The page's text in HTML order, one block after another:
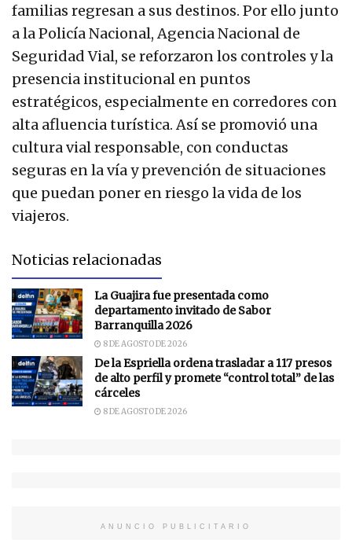
familias regresan a sus destinos. Por ello junto
a la Policía Nacional, Agencia Nacional de
Seguridad Vial, se reforzaron los controles y la
presencia institucional en puntos
estratégicos, especialmente en corredores con
alta afluencia turística. Así se promovió una
cultura vial responsable, con conductas
seguras en la vía y prevención de situaciones
que puedan poner en riesgo la vida de los
viajeros.
Noticias relacionadas
La Guajira fue presentada como
departamento invitado de Sabor
Barranquilla 2026
8 DE AGOSTO DE 2026
De la Espriella ordena trasladar a 117 presos
de alto perfil y promete “control total” de las
cárceles
8 DE AGOSTO DE 2026
ANUNCIO PUBLICITARIO